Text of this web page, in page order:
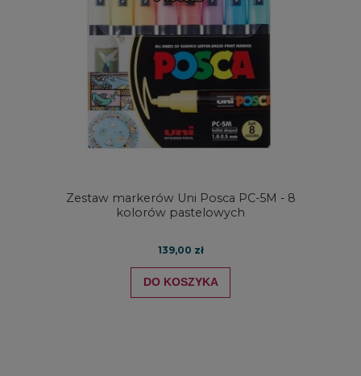
Zestaw markerów Uni Posca PC-5M - 8
kolorów pastelowych
139,00 zł
DO KOSZYKA